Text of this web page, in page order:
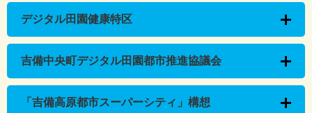
デジタル田園健康特区
吉備中央町デジタル田園都市推進協議会
「吉備高原都市スーパーシティ」構想